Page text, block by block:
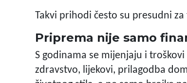
Takvi prihodi često su presudni
Priprema nije samo
S godinama se mijenjaju i
zdravstvo, lijekovi, prilagodba